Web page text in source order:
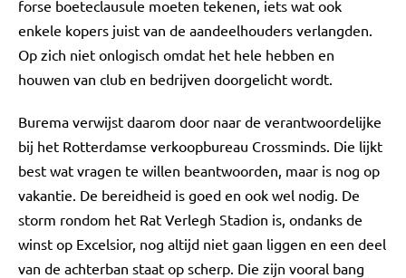
forse boeteclausule moeten tekenen, iets wat ook
enkele kopers juist van de aandeelhouders verlangden.
Op zich niet onlogisch omdat het hele hebben en
houwen van club en bedrijven doorgelicht wordt.
Burema verwijst daarom door naar de verantwoordelijke
bij het Rotterdamse verkoopbureau Crossminds. Die lijkt
best wat vragen te willen beantwoorden, maar is nog op
vakantie. De bereidheid is goed en ook wel nodig. De
storm rondom het Rat Verlegh Stadion is, ondanks de
winst op Excelsior, nog altijd niet gaan liggen en een deel
van de achterban staat op scherp. Die zijn vooral bang